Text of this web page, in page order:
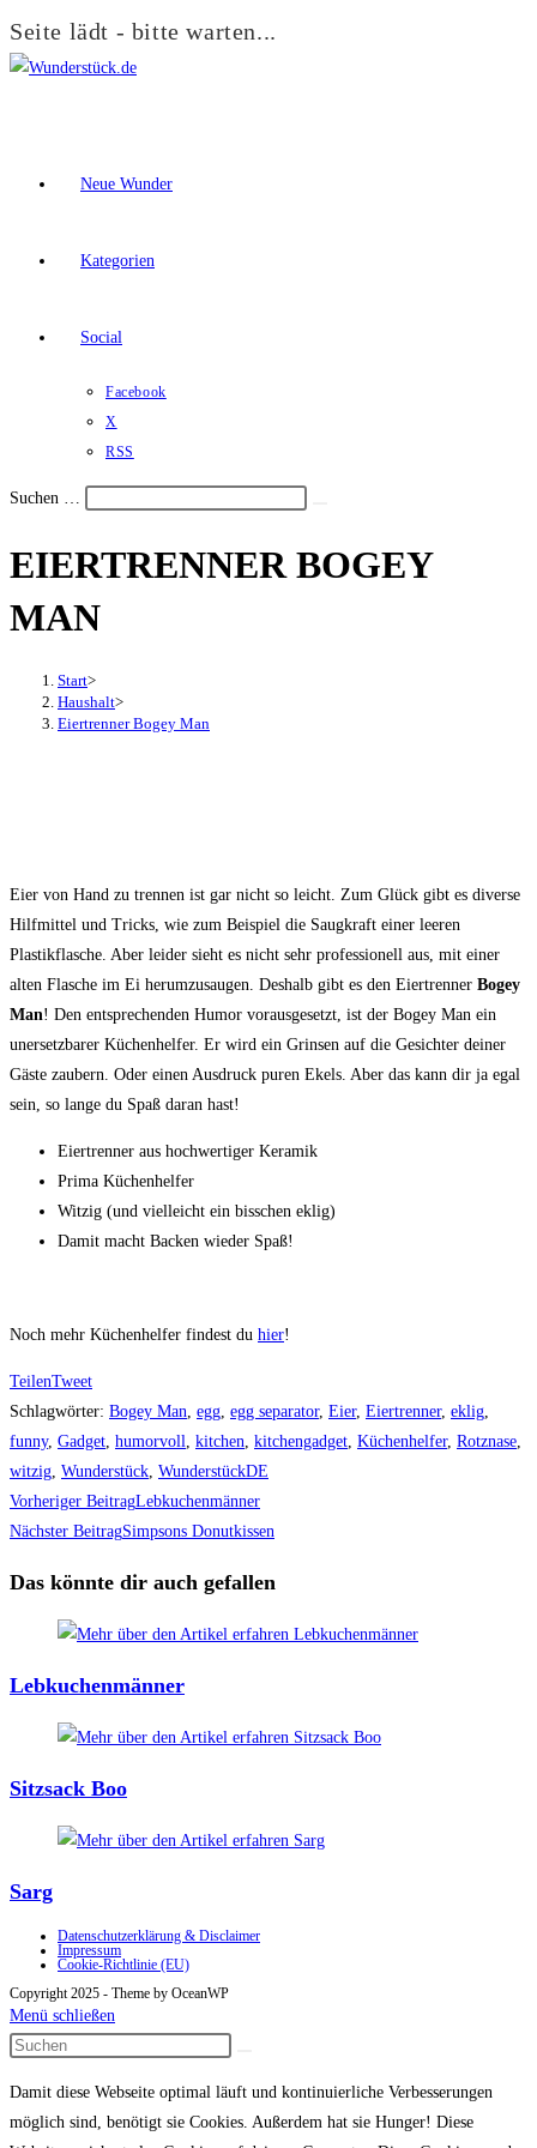
Seite lädt - bitte warten...
Zum
Neue Wunder
Kategorien
Social
Facebook
X
RSS
Suchen …
den
um,
Menü
EIERTRENNER BOGEY
MAN
Start>
Haushalt>
Eiertrenner Bogey Man
Eier von Hand zu trennen ist gar nicht so leicht. Zum Glück gibt es diverse
Hilfmittel und Tricks, wie zum Beispiel die Saugkraft einer leeren
Plastikflasche. Aber leider sieht es nicht sehr professionell aus, mit einer
alten Flasche im Ei herumzusaugen. Deshalb gibt es den Eiertrenner Bogey
Man! Den entsprechenden Humor vorausgesetzt, ist der Bogey Man ein
unersetzbarer Küchenhelfer. Er wird ein Grinsen auf die Gesichter deiner
Gäste zaubern. Oder einen Ausdruck puren Ekels. Aber das kann dir ja egal
sein, so lange du Spaß daran hast!
Eiertrenner aus hochwertiger Keramik
Prima Küchenhelfer
Witzig (und vielleicht ein bisschen eklig)
Damit macht Backen wieder Spaß!
Noch mehr Küchenhelfer findest du hier!
TeilenTweet
Schlagwörter: Bogey Man, egg, egg separator, Eier, Eiertrenner, eklig,
funny, Gadget, humorvoll, kitchen, kitchengadget, Küchenhelfer, Rotznase,
witzig, Wunderstück, WunderstückDE
Weitere
Artikel
ansehen
Vorheriger BeitragLebkuchenmänner
Nächster BeitragSimpsons Donutkissen
Das könnte dir auch gefallen
Lebkuchenmänner
Sitzsack Boo
Sarg
Datenschutzerklärung & Disclaimer
Impressum
Cookie-Richtlinie (EU)
Copyright 2025 - Theme by OceanWP
Menü schließen
Damit diese Webseite optimal läuft und kontinuierliche Verbesserungen
möglich sind, benötigt sie Cookies. Außerdem hat sie Hunger! Diese